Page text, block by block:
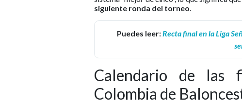
siguiente ronda del torneo.
Puedes leer:Recta final en la Liga
Calendario de las
Colombia de